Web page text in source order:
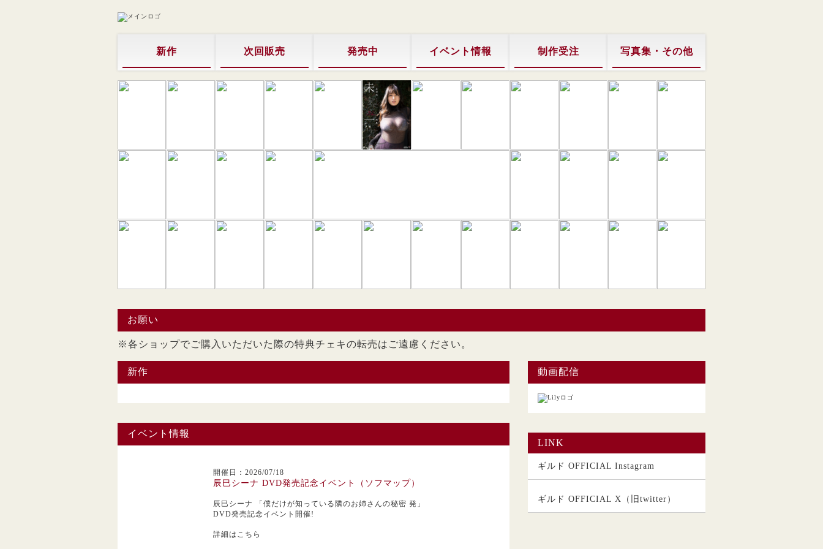
新作 次回販売 発売中 イベント情報 制作受注 写真集・その他
お願い
※各ショップでご購入いただいた際の特典チェキの転売はご遠慮ください。
新作
イベント情報
開催日：2026/07/18
辰巳シーナ DVD発売記念イベント（ソフマップ）
辰巳シーナ
「僕だけが知っている隣のお姉さんの秘密 発」
DVD発売記念イベント開催!
詳細はこちら
動画配信
LINK
ギルド OFFICIAL Instagram
ギルド OFFICIAL X（旧twitter）